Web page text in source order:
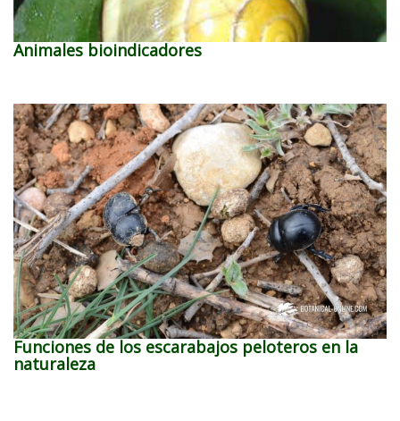
Animales bioindicadores
Funciones de los escarabajos peloteros en la
naturaleza